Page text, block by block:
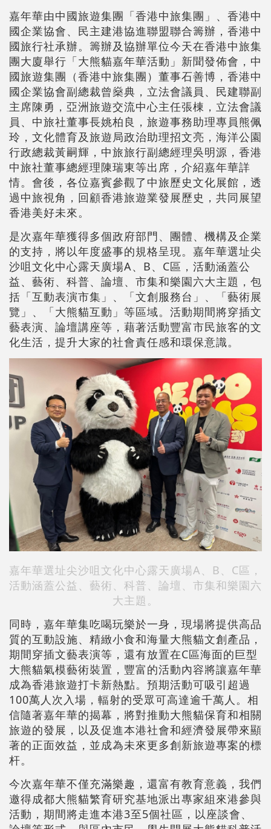
嘉年華由中國旅遊集團「香港中旅集團」、香港中
國企業協會、民主建港協進聯盟聯合籌辦，香港中
國旅行社承辦。籌辦及協辦單位今天在香港中旅集
團大廈舉行「大熊貓嘉年華活動」新聞發佈會，中
國旅遊集團（香港中旅集團）董事石善博，香港中
國企業協會副總裁曾燊典，立法會議員、民建聯副
主席陳勇，亞洲旅遊交流中心主任張棟，立法會議
員、中旅社董事長姚柏良，旅遊事務助理專員熊佩
玲，文化體育及旅遊局政治助理招文亮，海洋公園
行政總裁黃嗣輝，中旅旅行副總經理吳明源，香港
中旅社董事總經理陳瑞東等出席，介紹嘉年華詳
情。會後，各位嘉賓參觀了中旅歷史文化展館，透
過中旅視角，回顧香港旅遊業發展歷史，共同展望
香港美好未來。
是次嘉年華獲得多個政府部門、團體、機構及企業
的支持，將以年度盛事的規格呈現。嘉年華選址尖
沙咀文化中心露天廣場A、B、C區，活動涵蓋公
益、藝術、科普、論壇、市集和樂園六大主題，包
括「互動表演市集」、「文創服務台」、「藝術展
覽」、「大熊貓互動」等區域。活動期間將穿插文
藝表演、論壇講座等，藉著活動豐富市民旅客的文
化生活，提升大家的社會責任感和環保意識。
嘉年華選址尖沙咀文化中心露天廣場A、B、C區，
活動涵蓋公益、藝術、科普、論壇、市集和樂園六
大主題。
同時，嘉年華集吃喝玩樂於一身，現場將提供高品
質的互動設施、精緻小食和海量大熊貓文創產品，
期間穿插文藝表演等，還有放置在C區海面的巨型
大熊貓氣模藝術裝置，豐富的活動內容將讓嘉年華
成為香港旅遊打卡新熱點。預期活動可吸引超過
100萬人次入場，輻射的受眾可高達逾千萬人。相
信隨著嘉年華的揭幕，將對推動大熊貓保育和相關
旅遊的發展，以及促進本港社會和經濟發展帶來顯
著的正面效益，並成為未來更多創新旅遊專案的標
杆。
今次嘉年華不僅充滿樂趣，還富有教育意義，我們
邀得成都大熊貓繁育研究基地派出專家組來港參與
活動，期間將走進本港3至5個社區，以座談會、